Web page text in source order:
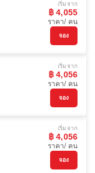
เริ่มจาก
฿ 4,055
ราคา/ คน
จอง
เริ่มจาก
฿ 4,056
ราคา/ คน
จอง
เริ่มจาก
฿ 4,056
ราคา/ คน
จอง